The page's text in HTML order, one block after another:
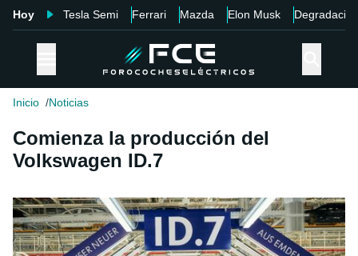
Hoy Tesla Semi Ferrari Mazda Elon Musk Degradación
Inicio Noticias
Comienza la producción del
Volkswagen ID.7